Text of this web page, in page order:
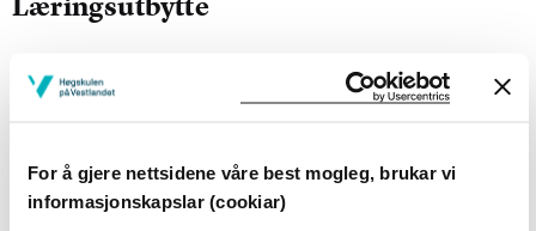
For å gjere nettsidene våre best mogleg, brukar vi
informasjonskapslar (cookiar)
Ved fullført emne skal studenten ha følgjande totale
læringsutbytte:
Studenten